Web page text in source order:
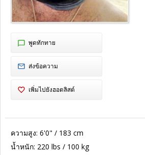
พูดทักทาย
ส่งข้อความ
เพิ่มไปยังฮอตลิสต์
ความสูง: 6'0" / 183 cm
น้ำหนัก: 220 lbs / 100 kg